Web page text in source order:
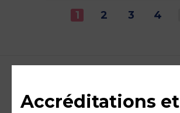
1 2 3 4
Accréditations et